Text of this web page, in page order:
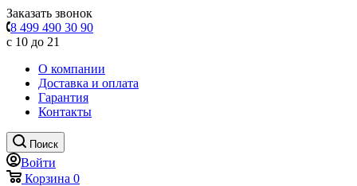
Заказать звонок
8 499 490 30 90
с 10 до 21
О компании
Доставка и оплата
Гарантия
Контакты
Поиск
Войти
Корзина 0